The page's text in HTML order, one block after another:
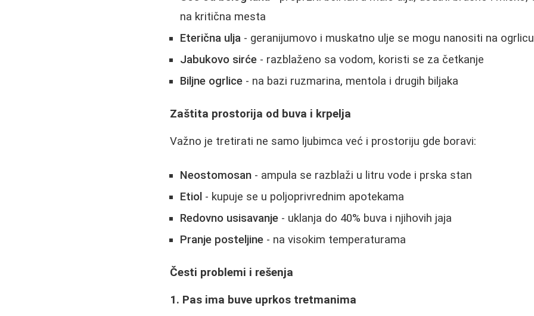
na kritična mesta
Eterična ulja - geranijumovo i muskatno ulje se mogu nanositi na ogrlicu
Jabukovo sirće - razblaženo sa vodom, koristi se za četkanje
Biljne ogrlice - na bazi ruzmarina, mentola i drugih biljaka
Zaštita prostorija od buva i krpelja
Važno je tretirati ne samo ljubimca već i prostoriju gde boravi:
Neostomosan - ampula se razblaži u litru vode i prska stan
Etiol - kupuje se u poljoprivrednim apotekama
Redovno usisavanje - uklanja do 40% buva i njihovih jaja
Pranje posteljine - na visokim temperaturama
Česti problemi i rešenja
1. Pas ima buve uprkos tretmanima